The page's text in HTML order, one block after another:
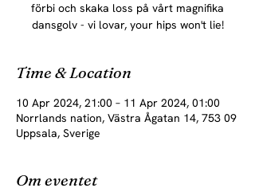
förbi och skaka loss på vårt magnifika
dansgolv - vi lovar, your hips won't lie!
Time & Location
10 Apr 2024, 21:00 – 11 Apr 2024, 01:00
Norrlands nation, Västra Ågatan 14, 753 09
Uppsala, Sverige
Om eventet